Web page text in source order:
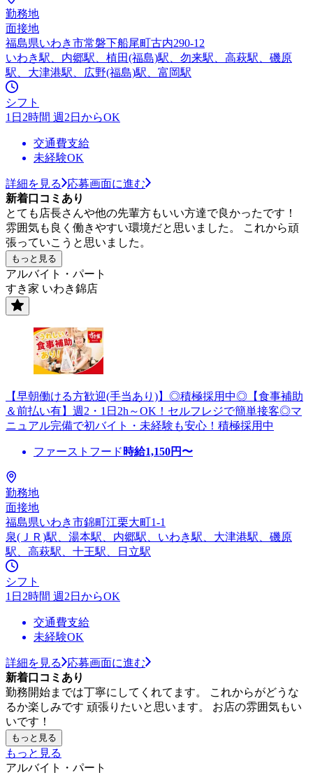
勤務地
面接地
福島県いわき市常磐下船尾町古内290-12
いわき駅、内郷駅、植田(福島)駅、勿来駅、高萩駅、磯原
駅、大津港駅、広野(福島)駅、富岡駅
シフト
1日2時間 週2日からOK
交通費支給
未経験OK
詳細を見る
応募画面に進む
新着口コミあり
とても店長さんや他の先輩方もいい方達で良かったです！
雰囲気も良く働きやすい環境だと思いました。 これから頑
張っていこうと思いました。
もっと見る
アルバイト・パート
すき家 いわき錦店
【早朝働ける方歓迎(手当あり)】◎積極採用中◎【食事補助
＆前払い有】週2・1日2h～OK！セルフレジで簡単接客◎マ
ニュアル完備で初バイト・未経験も安心！積極採用中
ファーストフード 時給1,150円〜
勤務地
面接地
福島県いわき市錦町江栗大町1-1
泉(ＪＲ)駅、湯本駅、内郷駅、いわき駅、大津港駅、磯原
駅、高萩駅、十王駅、日立駅
シフト
1日2時間 週2日からOK
交通費支給
未経験OK
詳細を見る
応募画面に進む
新着口コミあり
勤務開始までは丁寧にしてくれてます。 これからがどうな
るか楽しみです 頑張りたいと思います。 お店の雰囲気もい
いです！
もっと見る
もっと見る
アルバイト・パート